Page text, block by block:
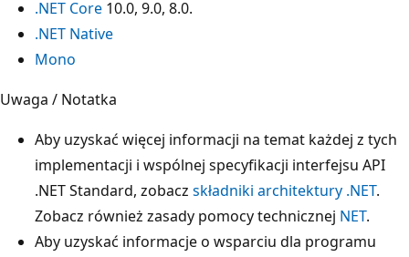
.NET Core 10.0, 9.0, 8.0.
.NET Native
Mono
Uwaga / Notatka
Aby uzyskać więcej informacji na temat każdej z tych
implementacji i wspólnej specyfikacji interfejsu API
.NET Standard, zobacz składniki architektury .NET.
Zobacz również zasady pomocy technicznej NET.
Aby uzyskać informacje o wsparciu dla programu